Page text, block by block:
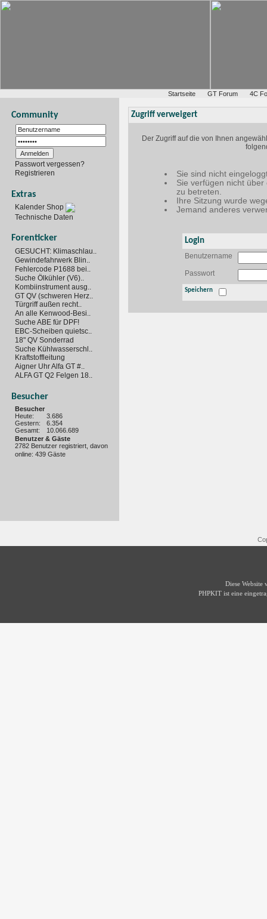
Startseite GT Forum 4C
Community
Passwort vergessen?
Registrieren
Extras
Kalender Shop
Technische Daten
Forenticker
GESUCHT: Klimaschlau..
Gewindefahrwerk Blin..
Fehlercode P1688 bei..
Suche Ölkühler (V6)..
Kombiinstrument ausg..
GT QV (schweren Herz..
Türgriff außen recht..
An alle Kenwood-Besi..
Suche ABE für DPF!
EBC-Scheiben quietsc..
18" QV Sonderrad
Suche Kühlwasserschl..
Kraftstoffleitung
Aigner Uhr Alfa GT #..
ALFA GT Q2 Felgen 18..
Besucher
Besucher
Heute:
3.686
Gestern:
6.354
Gesamt:
10.066.689
Benutzer & Gäste
2782 Benutzer registriert, davon
online: 439 Gäste
Zugriff verweigert
Der Zugriff auf die von Ihnen
Sie sind nicht
Sie verfügen nicht
zu betreten.
Ihre Sitzung wurde
Jemand anderes
Login
Benutzername
Passwort
Speichern
Diese Website
PHPKIT ist eine